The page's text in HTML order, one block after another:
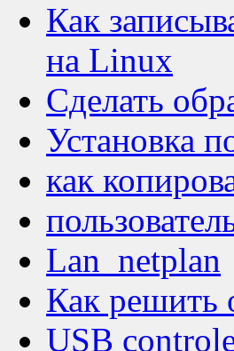
Как
на Linux
Сделать
Установка
как
Lan_netplan
Как решить
USB